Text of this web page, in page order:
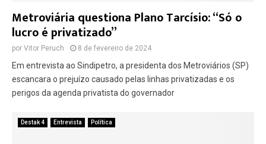
Metroviária questiona Plano Tarcísio: “Só o
lucro é privatizado”
por Vitor Peruch 8 de fevereiro de 2024
Em entrevista ao Sindipetro, a presidenta dos Metroviários (SP)
escancara o prejuízo causado pelas linhas privatizadas e os
perigos da agenda privatista do governador
Destak 4 Entrevista Política